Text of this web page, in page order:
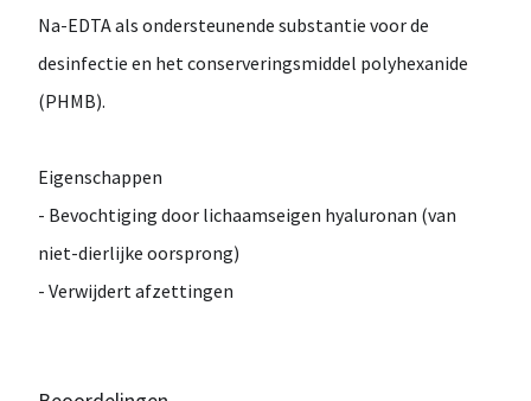
Na-EDTA als ondersteunende substantie voor de
desinfectie en het conserveringsmiddel polyhexanide
(PHMB).
Eigenschappen
- Bevochtiging door lichaamseigen hyaluronan (van
niet-dierlijke oorsprong)
- Verwijdert afzettingen